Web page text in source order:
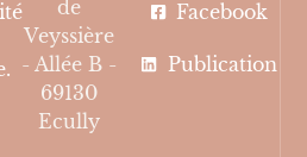
de
Veyssière
- Allée B -
69130
Ecully
Facebook
Publication